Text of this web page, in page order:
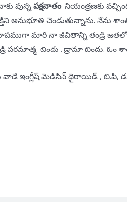
వున్న పక్షవాతం నియంత్రణకు
అనుభూతి చెండుతున్నాను. నేను
మారి నా జీవితాన్ని తండ్రి జతలో
పరమాత్మ బిందు . డ్రామా బిందు. ఓం
వాడే ఇంగ్లీష్ మెడిసిన్ థైరాయిడ్ , బి.పి,